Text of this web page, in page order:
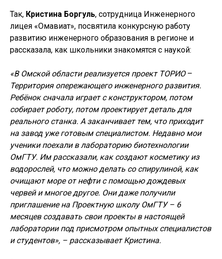
Так, Кристина Боргуль, сотрудница Инженерного
лицея «Омавиат», посвятила конкурсную работу
развитию инженерного образования в регионе и
рассказала, как школьники знакомятся с наукой:
«В Омской области реализуется проект ТОРИО –
Территория опережающего инженерного развития.
Ребёнок сначала играет с конструктором, потом
собирает роботу, потом проектирует деталь для
реального станка. А заканчивает тем, что приходит
на завод уже готовым специалистом. Недавно мои
ученики поехали в лабораторию биотехнологии
ОмГТУ. Им рассказали, как создают косметику из
водорослей, что можно делать со спирулиной, как
очищают море от нефти с помощью дождевых
червей и многое другое. Они даже получили
приглашение на Проектную школу ОмГТУ – 6
месяцев создавать свои проекты в настоящей
лаборатории под присмотром опытных специалистов
и студентов», – рассказывает Кристина.